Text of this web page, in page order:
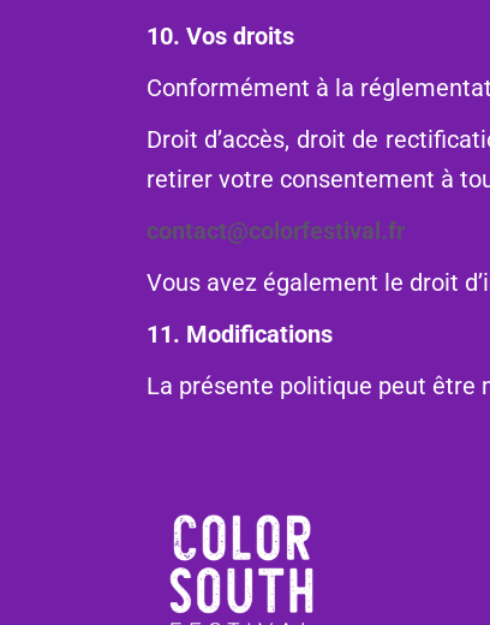
10. Vos droits
Conformément à la
Droit d’accès, droit de
retirer votre consentement à
contact@colorfestival.fr
Vous avez également le droit
11. Modifications
La présente politique peut être